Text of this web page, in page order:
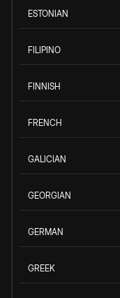
ESTONIAN
FILIPINO
FINNISH
FRENCH
GALICIAN
GEORGIAN
GERMAN
GREEK